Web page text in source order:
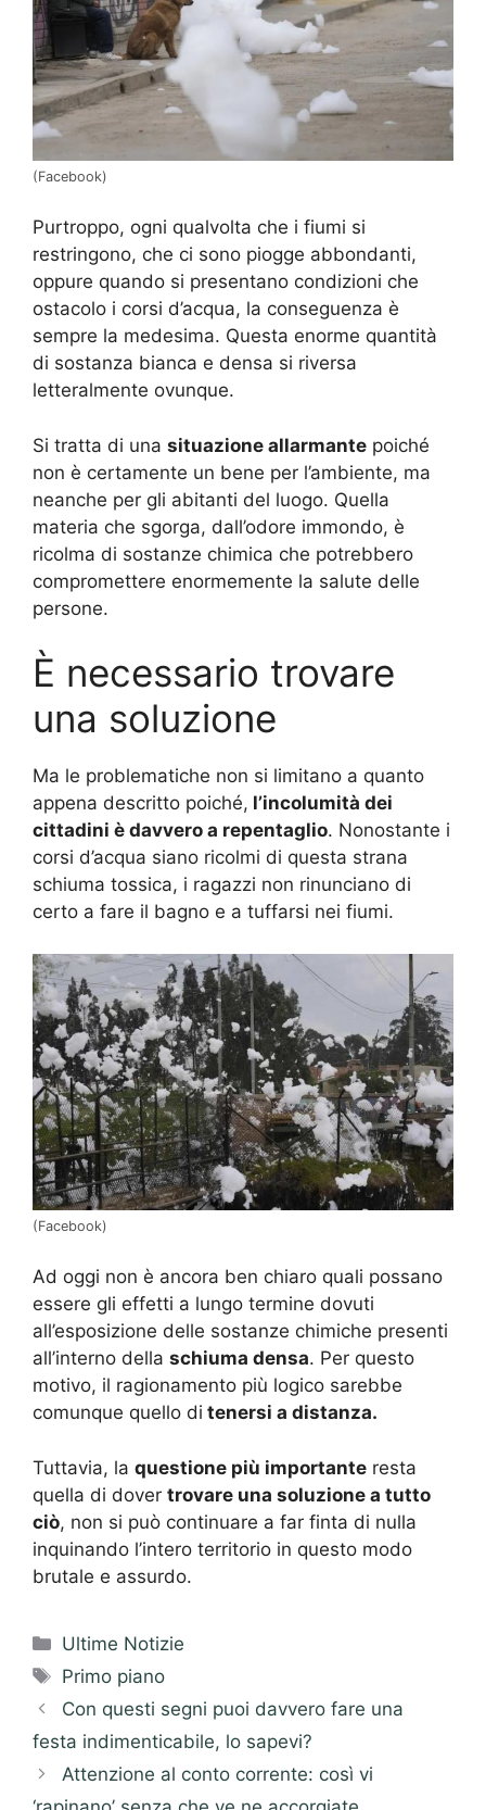
(Facebook)
Purtroppo, ogni qualvolta che i fiumi si
restringono, che ci sono piogge abbondanti,
oppure quando si presentano condizioni che
ostacolo i corsi d’acqua, la conseguenza è
sempre la medesima. Questa enorme quantità
di sostanza bianca e densa si riversa
letteralmente ovunque.
Si tratta di una situazione allarmante poiché
non è certamente un bene per l’ambiente, ma
neanche per gli abitanti del luogo. Quella
materia che sgorga, dall’odore immondo, è
ricolma di sostanze chimica che potrebbero
compromettere enormemente la salute delle
persone.
È necessario trovare
una soluzione
Ma le problematiche non si limitano a quanto
appena descritto poiché, l’incolumità dei
cittadini è davvero a repentaglio. Nonostante i
corsi d’acqua siano ricolmi di questa strana
schiuma tossica, i ragazzi non rinunciano di
certo a fare il bagno e a tuffarsi nei fiumi.
(Facebook)
Ad oggi non è ancora ben chiaro quali possano
essere gli effetti a lungo termine dovuti
all’esposizione delle sostanze chimiche presenti
all’interno della schiuma densa. Per questo
motivo, il ragionamento più logico sarebbe
comunque quello di tenersi a distanza.
Tuttavia, la questione più importante resta
quella di dover trovare una soluzione a tutto
ciò, non si può continuare a far finta di nulla
inquinando l’intero territorio in questo modo
brutale e assurdo.
Categorie
Ultime Notizie
Tag
Primo piano
Con questi segni puoi davvero fare una
festa indimenticabile, lo sapevi?
Attenzione al conto corrente: così vi